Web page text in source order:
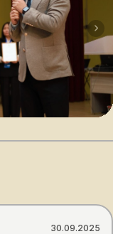
30.09.2025